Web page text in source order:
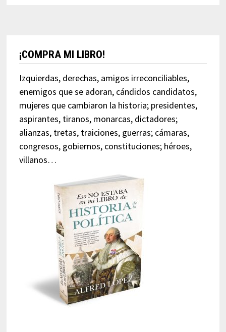
¡COMPRA MI LIBRO!
Izquierdas, derechas, amigos irreconciliables,
enemigos que se adoran, cándidos candidatos,
mujeres que cambiaron la historia; presidentes,
aspirantes, tiranos, monarcas, dictadores;
alianzas, tretas, traiciones, guerras; cámaras,
congresos, gobiernos, constituciones; héroes,
villanos…